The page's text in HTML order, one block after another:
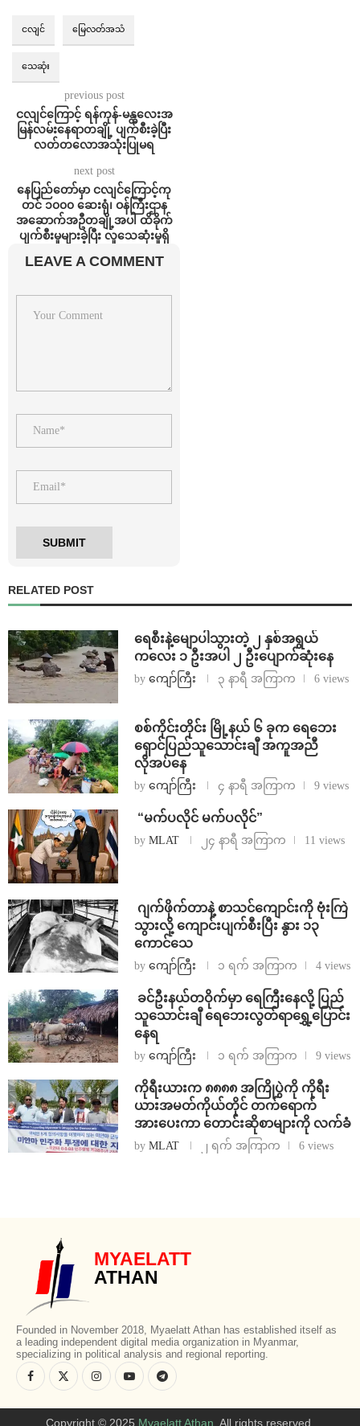
ငလျင် မြေလတ်အသံ
သေဆုံး
previous post
ငလျင်ကြောင့် ရန်ကုန်-မန္တလေးအ
မြန်လမ်းနေရာတချို့ ပျက်စီးခဲ့ပြီး
လတ်တလောအသုံးပြုမရ
next post
နေပြည်တော်မှာ ငလျင်ကြောင့်ကု
တင် ၁၀၀၀ ဆေးရုံ၊ ဝန်ကြီးဌာန
အဆောက်အဦတချို့အပါ ထိခိုက်
ပျက်စီးမှုများခဲ့ပြီး လူသေဆုံးမှုရှိ
LEAVE A COMMENT
RELATED POST
ရေစီးနဲ့မျောပါသွားတဲ့ ၂ နှစ်အရွယ်
ကလေး ၁ ဦးအပါ ၂ ဦးပျောက်ဆုံးနေ
by ကျော်ကြီး ၃ နာရီ အကြာက 6 views
စစ်ကိုင်းတိုင်း မြို့နယ် ၆ ခုက ရေဘေး
ရှောင်ပြည်သူသောင်းချီ အကူအညီ
လိုအပ်နေ
by ကျော်ကြီး ၄ နာရီ အကြာက 9 views
⁨ ⁨“မက်ပလိုင် မက်ပလိုင်”
by MLAT ၂၄ နာရီ အကြာက 11 views
⁨⁩ ⁨ဂျက်ဖိုက်တာနဲ့ စာသင်ကျောင်းကို ဗုံးကြဲ
သွားလို့ ကျောင်းပျက်စီးပြီး နွား ၁၃
ကောင်သေ
by ကျော်ကြီး ၁ ရက် အကြာက 4 views
⁩ ⁨ခင်ဦးနယ်တဝိုက်မှာ ရေကြီးနေလို့ ပြည်
သူသောင်းချီ ရေဘေးလွတ်ရာရွှေ့ပြောင်း
နေရ
by ကျော်ကြီး ၁ ရက် အကြာက 9 views
ကိုရီးယားက ၈၈၈၈ အကြိုပွဲကို ကိုရီး
ယားအမတ်ကိုယ်တိုင် တက်ရောက်
အားပေးကာ တောင်းဆိုစာများကို လက်ခံ
by MLAT ၂ ရက် အကြာက 6 views
MYAELATT
ATHAN
Founded in November 2018, Myaelatt Athan has established itself as
a leading independent digital media organization in Myanmar,
specializing in political analysis and regional reporting.
Copyright © 2025 Myaelatt Athan . All rights reserved.